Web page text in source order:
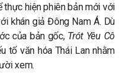
thực hiện phiên bản mới với
khán giả Đông Nam Á. Dù
của bản gốc, Trót Yêu Cô
tố văn hóa Thái Lan nhằm
xem.